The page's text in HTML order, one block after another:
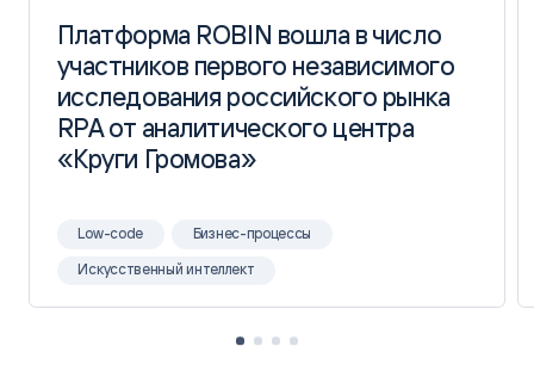
Платформа ROBIN вошла в число
участников первого независимого
исследования российского рынка
RPA от аналитического центра
«Круги Громова»
Платформа ROBIN вошла в число
участников первого независимого
исследования российского рынка
RPA от аналитического центра
«Круги Громова»
Low-code Бизнес-процессы
Искусственный интеллект